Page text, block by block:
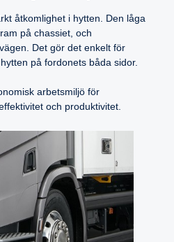
åtkomlighet i hytten. Den låga
på chassiet, och
Det gör det enkelt för
på fordonets båda sidor.
arbetsmiljö för
och produktivitet.